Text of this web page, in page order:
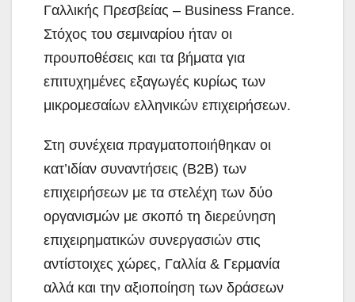
Γαλλικής Πρεσβείας – Business France.
Στόχος του σεμιναρίου ήταν οι
προυποθέσεις και τα βήματα για
επιτυχημένες εξαγωγές κυρίως των
μικρομεσαίων ελληνικών επιχειρήσεων.
Στη συνέχεια πραγματοποιήθηκαν οι
κατ’ιδίαν συναντήσεις (B2B) των
επιχειρήσεων με τα στελέχη των δύο
οργανισμών με σκοπό τη διερεύνηση
επιχειρηματικών συνεργασιών στις
αντίστοιχες χώρες, Γαλλία & Γερμανία
αλλά και την αξιοποίηση των δράσεων